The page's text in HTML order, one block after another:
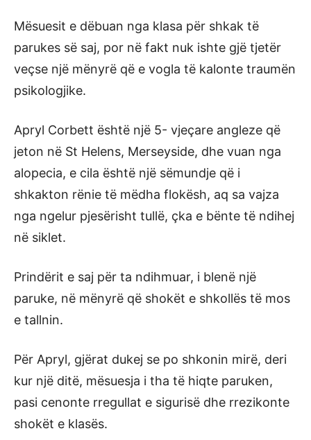
Mësuesit e dëbuan nga klasa për shkak të
parukes së saj, por në fakt nuk ishte gjë tjetër
veçse një mënyrë që e vogla të kalonte traumën
psikologjike.
Apryl Corbett është një 5- vjeçare angleze që
jeton në St Helens, Merseyside, dhe vuan nga
alopecia, e cila është një sëmundje që i
shkakton rënie të mëdha flokësh, aq sa vajza
nga ngelur pjesërisht tullë, çka e bënte të ndihej
në siklet.
Prindërit e saj për ta ndihmuar, i blenë një
paruke, në mënyrë që shokët e shkollës të mos
e tallnin.
Për Apryl, gjërat dukej se po shkonin mirë, deri
kur një ditë, mësuesja i tha të hiqte paruken,
pasi cenonte rregullat e sigurisë dhe rrezikonte
shokët e klasës.